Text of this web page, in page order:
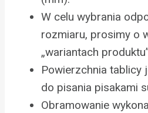
W celu wybrania
rozmiaru, prosimy o
„wariantach
Powierzchnia tablicy
do pisania pisakami
Obramowanie